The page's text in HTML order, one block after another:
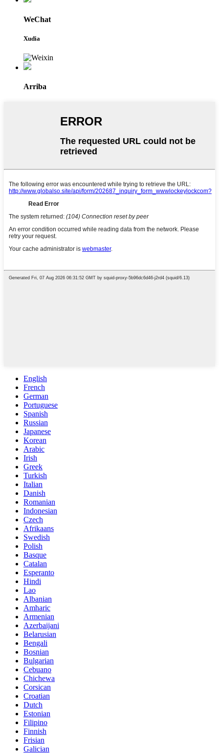
WeChat
Xudia
Arriba
English
French
German
Portuguese
Spanish
Russian
Japanese
Korean
Arabic
Irish
Greek
Turkish
Italian
Danish
Romanian
Indonesian
Czech
Afrikaans
Swedish
Polish
Basque
Catalan
Esperanto
Hindi
Lao
Albanian
Amharic
Armenian
Azerbaijani
Belarusian
Bengali
Bosnian
Bulgarian
Cebuano
Chichewa
Corsican
Croatian
Dutch
Estonian
Filipino
Finnish
Frisian
Galician